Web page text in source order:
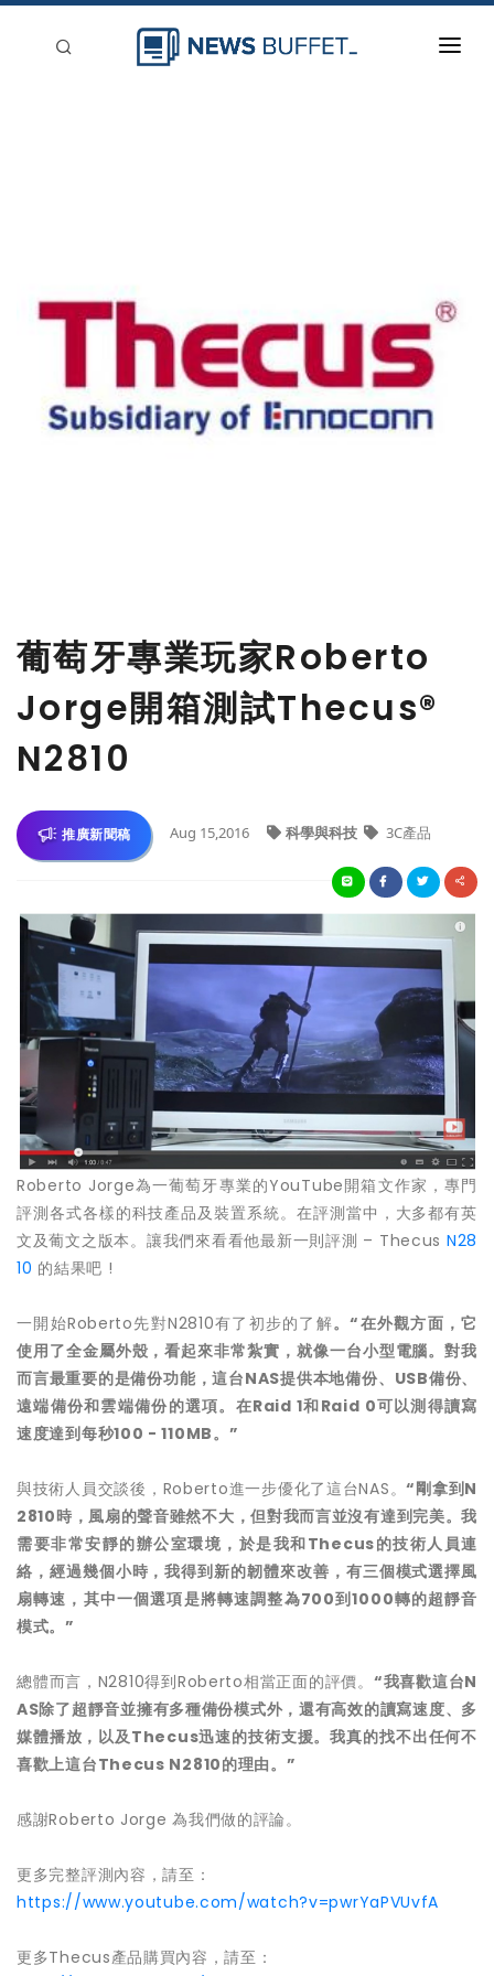
葡萄牙專業玩家Roberto
Jorge開箱測試Thecus®
N2810
推廣新聞稿 Aug 15,2016 科學與科技 3C產品
Roberto Jorge為一葡萄牙專業的YouTube開箱文作家，專門
評測各式各樣的科技產品及裝置系統。在評測當中，大多都有英
文及葡文之版本。讓我們來看看他最新一則評測 – Thecus N28
10 的結果吧 !
一開始Roberto先對N2810有了初步的了解。“在外觀方面，它
使用了全金屬外殼，看起來非常紮實，就像一台小型電腦。對我
而言最重要的是備份功能，這台NAS提供本地備份、 USB備份、
遠端備份和雲端備份的選項。在Raid 1和Raid 0可以測得讀寫
速度達到每秒100 - 110MB。 ”
與技術人員交談後，Roberto進一步優化了這台NAS。“剛拿到N
2810時，風扇的聲音雖然不大，但對我而言並沒有達到完美。我
需要非常安靜的辦公室環境，於是我和Thecus的技術人員連
絡，經過幾個小時，我得到新的韌體來改善，有三個模式選擇風
扇轉速，其中一個選項是將轉速調整為700到1000轉的超靜音
模式。”
總體而言，N2810得到Roberto相當正面的評價。 “我喜歡這台N
AS除了超靜音並擁有多種備份模式外，還有高效的讀寫速度、多
媒體播放，以及Thecus迅速的技術支援。我真的找不出任何不
喜歡上這台Thecus N2810的理由。 ”
感謝Roberto Jorge 為我們做的評論。
更多完整評測內容，請至：
https://www.youtube.com/watch?v=pwrYaPVUvfA
更多Thecus產品購買內容，請至：